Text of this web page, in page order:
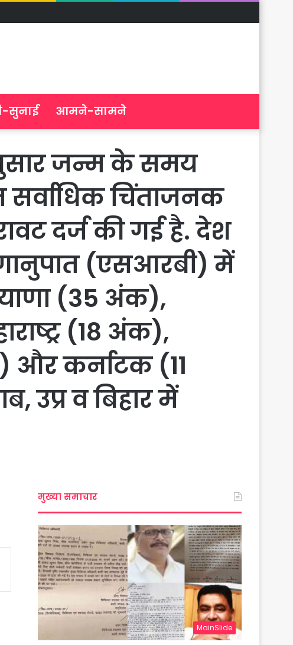
सुनाई आमने-सामने
अनुसार जन्म के समय
चिंताजनक
दर्ज की गई है. देश
(एसआरबी) में
(35 अंक),
(18 अंक),
और कर्नाटक (11
व बिहार में
मुख्या समाचार
MainSlide